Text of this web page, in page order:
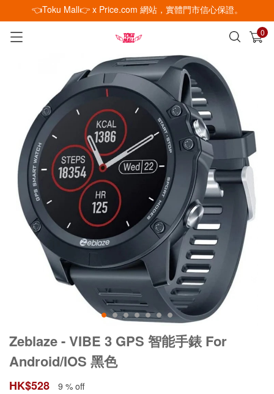
👈Toku Mall👉 x Price.com 網站，實體門市信心保證。
0
已加入購物車 查看
Zeblaze - VIBE 3 GPS 智能手錶 For
Android/IOS 黑色
HK$528
9 % off